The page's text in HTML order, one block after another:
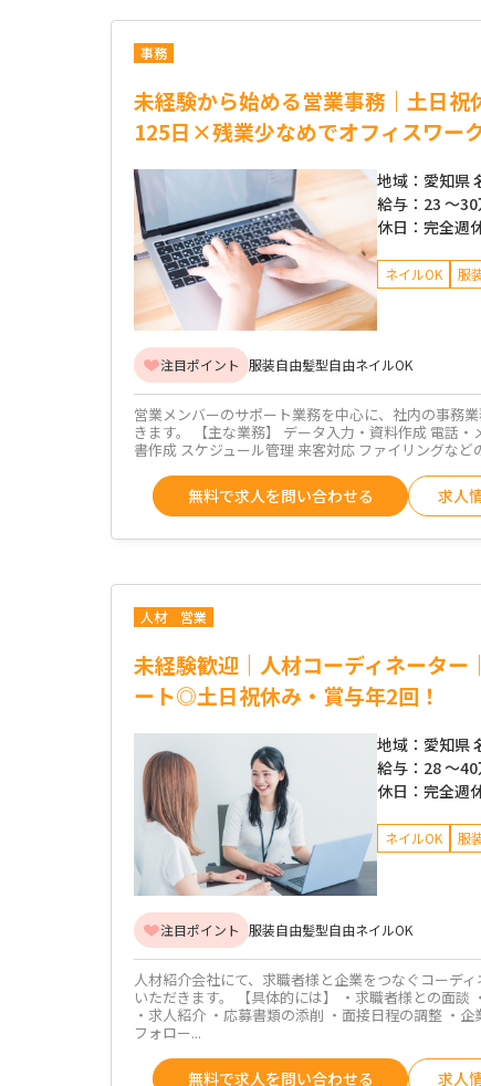
事務
未経験から始める営業事務｜土日
125日×残業少なめでオフィスワー
地域： 愛知県
給与： 23 ～
休日： 完全週
ネイルOK 服
注目ポイント 服装自由髪型自由ネイルOK
営業メンバーのサポート業務を中心に、社内の事務
きます。 【主な業務】 データ入力・資料作成 電話
書作成 スケジュール管理 来客対応 ファイリングなど
無料で求人を問い合わせる 求人
人材 営業
未経験歓迎｜人材コーディネーター
ート◎土日祝休み・賞与年2回！
地域： 愛知県
給与： 28 ～
休日： 完全週
ネイルOK 服
注目ポイント 服装自由髪型自由ネイルOK
人材紹介会社にて、求職者様と企業をつなぐコーデ
いただきます。 【具体的には】 ・求職者様との面談
・求人紹介 ・応募書類の添削 ・面接日程の調整 ・
フォロー...
無料で求人を問い合わせる 求人